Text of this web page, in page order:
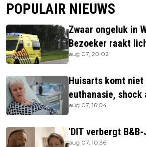
POPULAIR NIEUWS
Zwaar ongeluk in
Bezoeker raakt
aug 07, 20:02
Huisarts komt niet
euthanasie, shock
is
aug 07, 16:04
'DIT verbergt
aug 07, 10:36